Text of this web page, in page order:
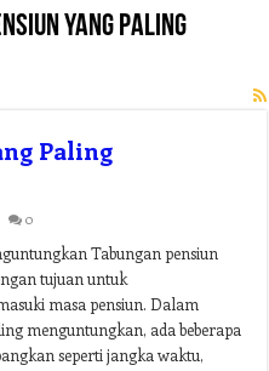
yang paling
Paling
0
Tabungan pensiun
tujuan untuk
masa pensiun. Dalam
menguntungkan, ada beberapa
seperti jangka waktu,